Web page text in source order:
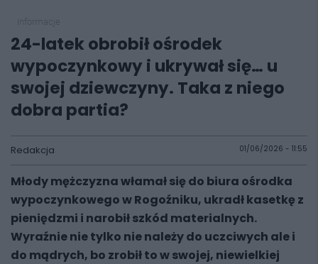
24-latek obrobił ośrodek
wypoczynkowy i ukrywał się… u
swojej dziewczyny. Taka z niego
dobra partia?
Redakcja 01/06/2026 - 11:55
Młody mężczyzna włamał się do biura ośrodka
wypoczynkowego w Rogoźniku, ukradł kasetkę z
pieniędzmi i narobił szkód materialnych.
Wyraźnie nie tylko nie należy do uczciwych ale i
do mądrych, bo zrobił to w swojej, niewielkiej